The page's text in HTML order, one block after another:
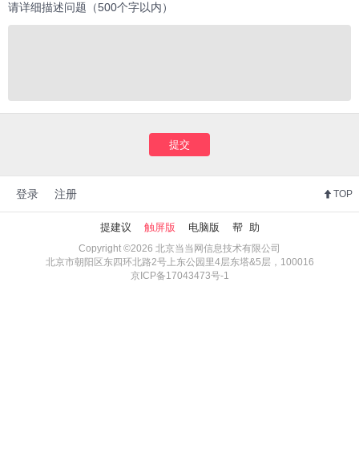
请详细描述问题（500个字以内）
提交
登录 注册 TOP
提建议 触屏版 电脑版 帮 助
Copyright ©2026 北京当当网信息技术有限公司
北京市朝阳区东四环北路2号上东公园里4层东塔&5层，100016
京ICP备17043473号-1